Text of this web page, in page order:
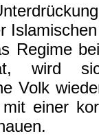
Regime
wird
Volk
einer